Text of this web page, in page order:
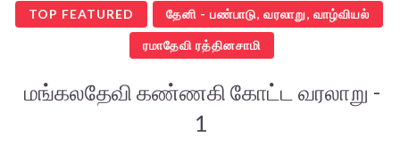
TOP FEATURED தேனி - பண்பாடு, வரலாறு, வாழ்வியல்
ரமாதேவி ரத்தினசாமி
மங்கலதேவி கண்ணகி கோட்ட வரலாறு -
1